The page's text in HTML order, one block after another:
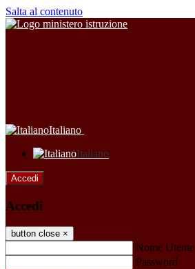
Salta al contenuto
Italiano
Italiano
Accedi
Accedi
button close ×
Nome Utente
Password